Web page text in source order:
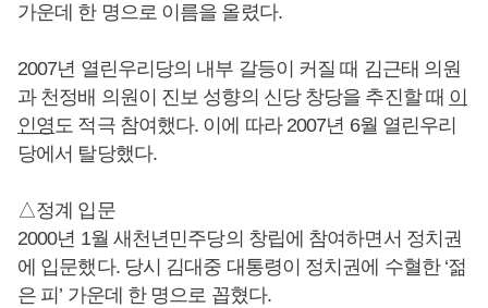
가운데 한 명으로 이름을 올렸다.
2007년 열린우리당의 내부 갈등이 커질 때 김근태 의원
과 천정배 의원이 진보 성향의 신당 창당을 추진할 때 이
인영도 적극 참여했다. 이에 따라 2007년 6월 열린우리
당에서 탈당했다.
△정계 입문
2000년 1월 새천년민주당의 창립에 참여하면서 정치권
에 입문했다. 당시 김대중 대통령이 정치권에 수혈한 ‘젊
은 피’ 가운데 한 명으로 꼽혔다.